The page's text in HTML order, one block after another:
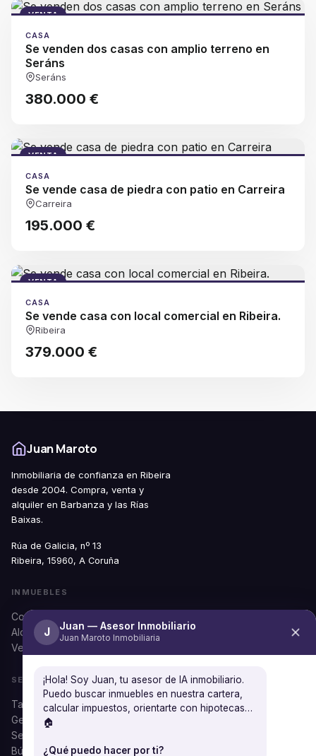
VENTA
CASA
Se venden dos casas con amplio terreno en
Seráns
Seráns
380.000 €
VENTA
CASA
Se vende casa de piedra con patio en Carreira
Carreira
195.000 €
VENTA
CASA
Se vende casa con local comercial en Ribeira.
Ribeira
379.000 €
Juan Maroto
Inmobiliaria de confianza en Ribeira
desde 2004. Compra, venta y
alquiler en Barbanza y las Rías
Baixas.
Rúa de Galicia, nº 13
Ribeira, 15960, A Coruña
INMUEBLES
Comprar
Alquilar
Ver todos
SERVICIOS
Tasación gratuita
Gestión documental
Seguros
Búsqueda personalizada
J Juan — Asesor Inmobiliario
Juan Maroto Inmobiliaria
¡Hola! Soy Juan, tu asesor de IA inmobiliario.
Puedo buscar inmuebles en nuestra cartera,
calcular impuestos, orientarte con hipotecas…
🏠
¿Qué puedo hacer por ti?